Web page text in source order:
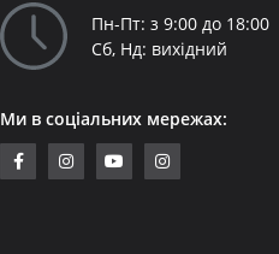
Пн-Пт: з 9:00 до 18:00
Сб, Нд: вихідний
Ми в соціальних мережах: